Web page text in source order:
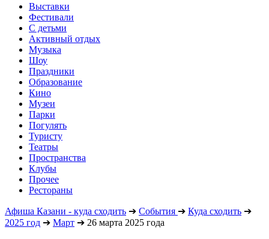
Выставки
Фестивали
С детьми
Активный отдых
Музыка
Шоу
Праздники
Образование
Кино
Музеи
Парки
Погулять
Туристу
Театры
Пространства
Клубы
Прочее
Рестораны
Афиша Казани - куда сходить ➔ События ➔ Куда сходить ➔
2025 год ➔ Март ➔ 26 марта 2025 года